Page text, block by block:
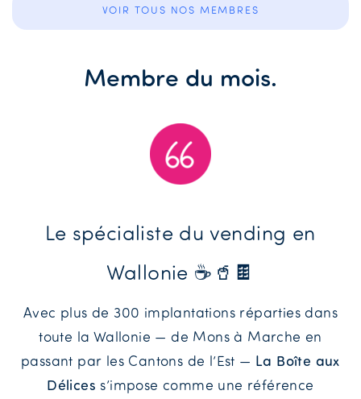
VOIR TOUS NOS MEMBRES
Membre du mois.
Le spécialiste du vending en
Wallonie ☕🥤🍫
Avec plus de 300 implantations réparties dans
toute la Wallonie — de Mons à Marche en
passant par les Cantons de l’Est — La Boîte aux
Délices s’impose comme une référence